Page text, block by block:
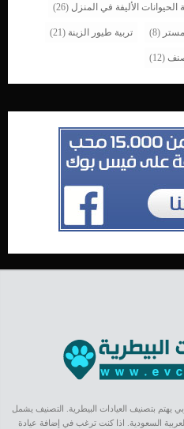
الحيوانات الأليفة في المنزل (26)
(8) تربية طيور الزينة (21)
(12)
يهتم بتصنيف العيادات البيطرية. التصنيف يشمل
السعودية. اذا كنت ترغب في إضافة عيادة